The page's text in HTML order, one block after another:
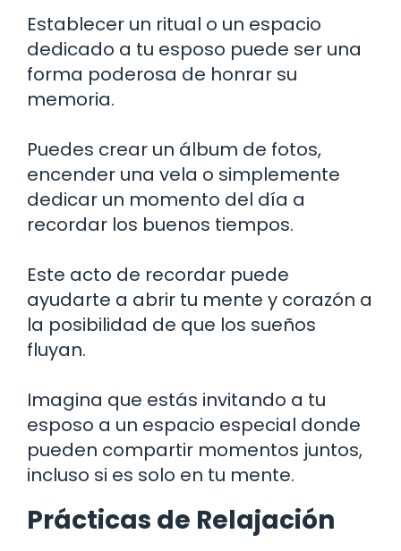
Establecer un ritual o un espacio
dedicado a tu esposo puede ser una
forma poderosa de honrar su
memoria.
Puedes crear un álbum de fotos,
encender una vela o simplemente
dedicar un momento del día a
recordar los buenos tiempos.
Este acto de recordar puede
ayudarte a abrir tu mente y corazón a
la posibilidad de que los sueños
fluyan.
Imagina que estás invitando a tu
esposo a un espacio especial donde
pueden compartir momentos juntos,
incluso si es solo en tu mente.
Prácticas de Relajación